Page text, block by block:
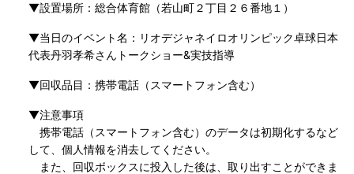
▼設置場所：総合体育館（若山町２丁目２６番地１）
▼当日のイベント名：リオデジャネイロオリンピック卓球日本
代表丹羽孝希さんトークショー&実技指導
▼回収品目：携帯電話（スマートフォン含む）
▼注意事項
携帯電話（スマートフォン含む）のデータは初期化するなど
して、個人情報を消去してください。
また、回収ボックスに投入した後は、取り出すことができま